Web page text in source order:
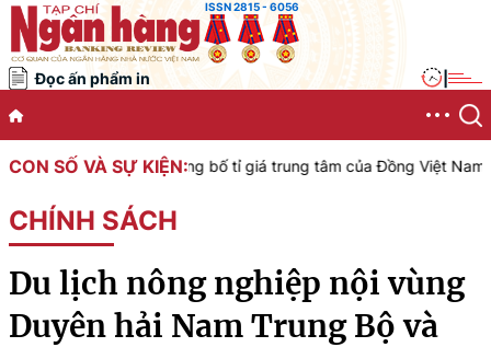
ISSN 2815 - 6056
Đọc ấn phẩm in
CON SỐ VÀ SỰ KIỆN:
Nam công bố tỉ giá trung tâm của Đồng Việt Nam với Đô la
CHÍNH SÁCH
Du lịch nông nghiệp nội vùng
Duyên hải Nam Trung Bộ và